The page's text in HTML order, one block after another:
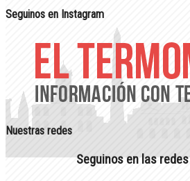
Seguinos en Instagram
Nuestras redes
Seguinos en las